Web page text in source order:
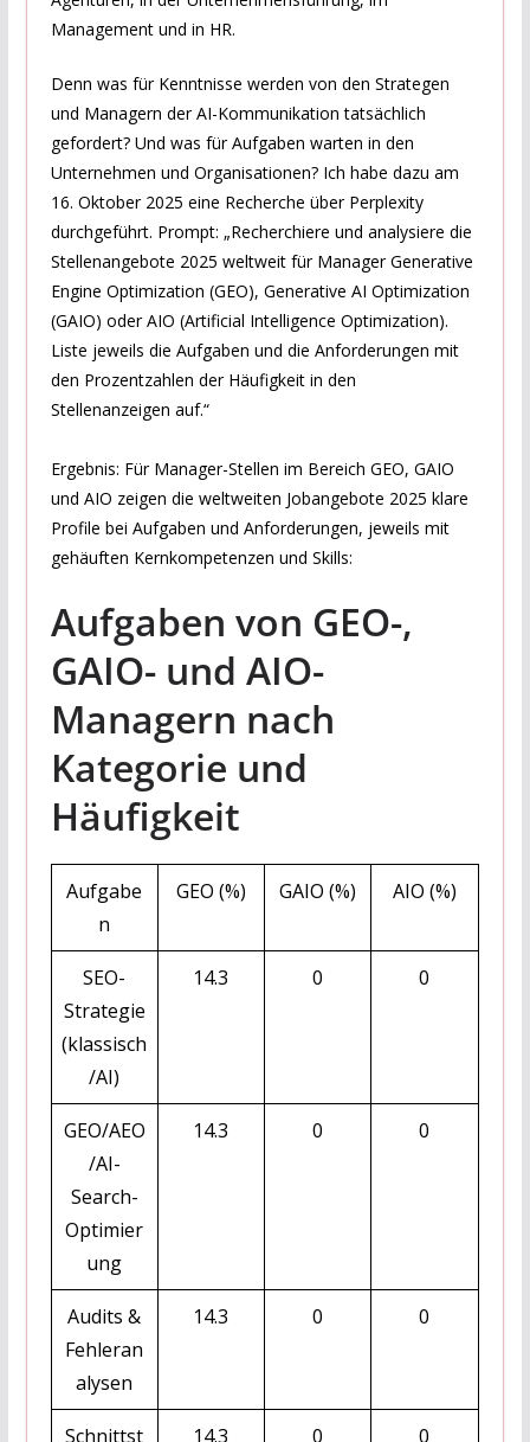
Management und in HR.
Denn was für Kenntnisse werden von den Strategen
und Managern der AI-Kommunikation tatsächlich
gefordert? Und was für Aufgaben warten in den
Unternehmen und Organisationen? Ich habe dazu am
16. Oktober 2025 eine Recherche über Perplexity
durchgeführt. Prompt: „Recherchiere und analysiere die
Stellenangebote 2025 weltweit für Manager Generative
Engine Optimization (GEO), Generative AI Optimization
(GAIO) oder AIO (Artificial Intelligence Optimization).
Liste jeweils die Aufgaben und die Anforderungen mit
den Prozentzahlen der Häufigkeit in den
Stellenanzeigen auf.“
Ergebnis: Für Manager-Stellen im Bereich GEO, GAIO
und AIO zeigen die weltweiten Jobangebote 2025 klare
Profile bei Aufgaben und Anforderungen, jeweils mit
gehäuften Kernkompetenzen und Skills:
Aufgaben von GEO-,
GAIO- und AIO-
Managern nach
Kategorie und
Häufigkeit
Aufgabe
n
GEO (%) GAIO (%) AIO (%)
SEO-
Strategie
(klassisch
/AI)
14.3 0 0
GEO/AEO
/AI-
Search-
Optimier
ung
14.3 0 0
Audits &
Fehleran
alysen
14.3 0 0
Schnittst 14.3 0 0